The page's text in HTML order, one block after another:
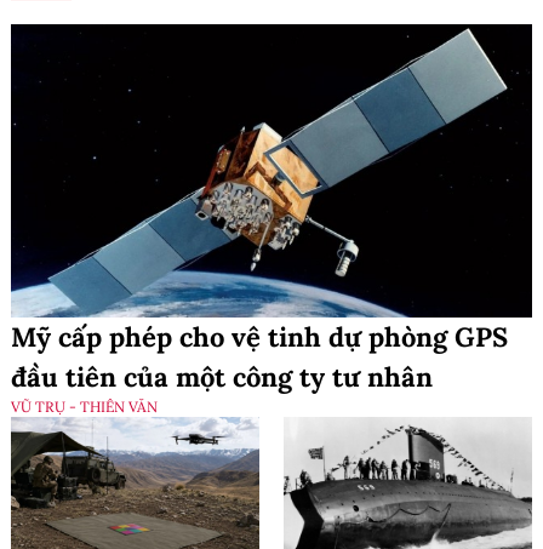
Mỹ cấp phép cho vệ tinh dự phòng GPS
đầu tiên của một công ty tư nhân
VŨ TRỤ - THIÊN VĂN